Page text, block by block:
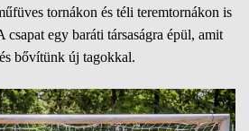
tornákon és téli teremtornákon is
egy baráti társaságra épül, amit
bővítünk új tagokkal.